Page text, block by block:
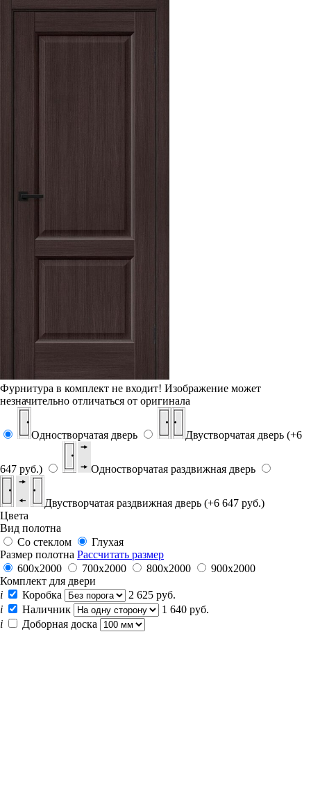
Фурнитура в комплект не входит! Изображение может
незначительно отличаться от оригинала
Одностворчатая дверь Двустворчатая дверь (+6
647 руб.) Одностворчатая раздвижная дверь
Двустворчатая раздвижная дверь (+6 647 руб.)
Цвета
Вид полотна
Со стеклом
Глухая
Размер полотна Рассчитать размер
600x2000
700x2000 800x2000
900x2000
Комплект для двери
i
Коробка
2 625 руб.
i
Наличник
1 640 руб.
i
Доборная доска